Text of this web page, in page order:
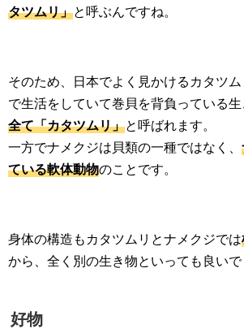
タツムリ」と呼ぶんですね。
そのため、日本でよく見かけるカタツ
で生活をしていて巻貝を背負っている生
全て「カタツムリ」と呼ばれます。
一方でナメクジは貝類の一種ではなく、
ている軟体動物のことです。
身体の構造もカタツムリとナメクジでは
から、全く別の生き物といっても良いで
好物